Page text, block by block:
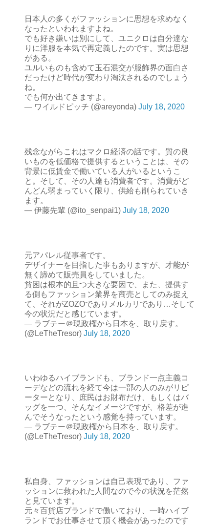
日本人の多くがファッションに思想を求めなく
なったといわれますよね。
でも好き嫌いは別にして、ユニクロは自分達な
りに洋服を本気で再定義したのです。実は思想
がある。
ユルいものも含めて玉石混交が服飾界の面白さ
だったけど時代が変わり淘汰されるのでしょう
ね。
でも何か出てきますよ。
— ワイルドピッチ (@areyonda) July 18, 2020
残念ながらこれはマクロ経済の話です。質の良
いものを低価格で提供するということは、その
背景に低賃金で働いている人がいるというこ
と。そして、その人達も消費者です。消費がど
んどん弱まっていく限り、供給も削られていき
ます。
— 伊藤先輩 (@ito_senpai1) July 18, 2020
元アパレル従事者です。
デザイナーを目指した事もありますが、才能が
無く諦めて販売員をしていました。
貧困は根本的且つ大きな要因で、また、提供す
る側もファッション業界を商売としてのみ捉え
て、それがZOZOでありメルカリであり…そして
今の状況だと感じています。
— ラブテー＠現政権から日本を、取り戻す。
(@LeTheTresor) July 18, 2020
いわゆるハイブランドも、ブランド一点主義コ
ーデなどの流れを経て今は一部の人のみがリピ
ーターとなり、庶民はお財布だけ、もしくはバ
ッグを一つ、そんなイメージですが、格差が進
んでそうなったという感覚を持っています。
— ラブテー＠現政権から日本を、取り戻す。
(@LeTheTresor) July 18, 2020
私自身、ファッションは自己表現であり、ファ
ッションに救われた人間なので今の状況を茫然
と見ています。
元々百貨店ブランドで働いており、一時ハイブ
ランドでお仕事させて頂く機会があったのです